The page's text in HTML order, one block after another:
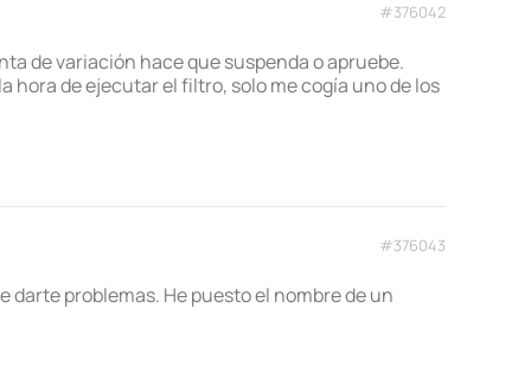
#376042
de variación hace que suspenda o apruebe.
hora de ejecutar el filtro, solo me cogía uno de los
#376043
darte problemas. He puesto el nombre de un